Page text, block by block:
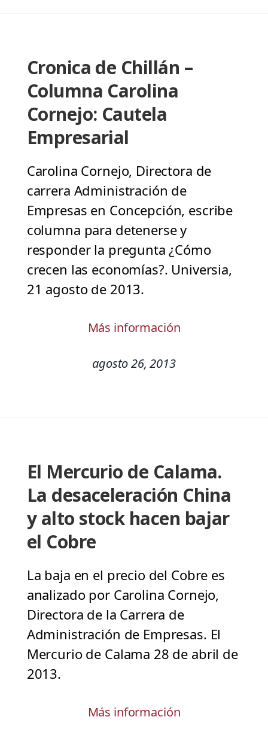
Cronica de Chillán –
Columna Carolina
Cornejo: Cautela
Empresarial
Carolina Cornejo, Directora de
carrera Administración de
Empresas en Concepción, escribe
columna para detenerse y
responder la pregunta ¿Cómo
crecen las economías?. Universia,
21 agosto de 2013.
Más información
agosto 26, 2013
El Mercurio de Calama.
La desaceleración China
y alto stock hacen bajar
el Cobre
La baja en el precio del Cobre es
analizado por Carolina Cornejo,
Directora de la Carrera de
Administración de Empresas. El
Mercurio de Calama 28 de abril de
2013.
Más información